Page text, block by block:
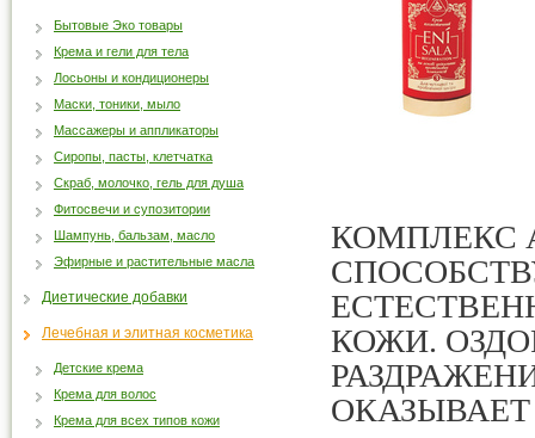
КОМПЛЕКС
КОЖИ.
Бытовые Эко товары
Крема и гели для тела
Лосьоны и кондиционеры
Маски, тоники, мыло
Массажеры и аппликаторы
Сиропы, пасты, клетчатка
Скраб, молочко, гель для душа
Фитосвечи и супозитории
Шампунь, бальзам, масло
Эфирные и растительные масла
Диетические добавки
Лечебная и элитная косметика
Детские крема
Крема для волос
Крема для всех типов кожи